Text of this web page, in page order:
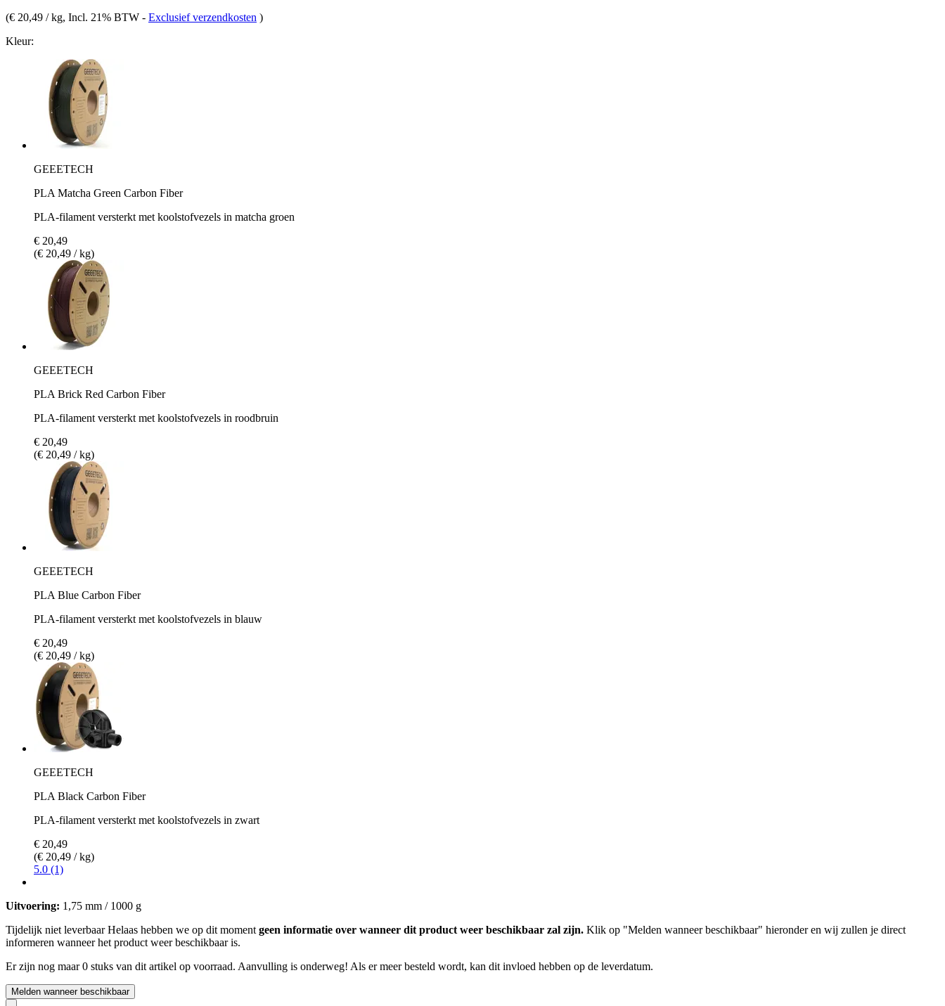
(€ 20,49 / kg, Incl. 21% BTW - Exclusief verzendkosten )
Kleur:
GEEETECH
PLA Matcha Green Carbon Fiber
PLA-filament versterkt met koolstofvezels in matcha groen
€ 20,49
(€ 20,49 / kg)
GEEETECH
PLA Brick Red Carbon Fiber
PLA-filament versterkt met koolstofvezels in roodbruin
€ 20,49
(€ 20,49 / kg)
GEEETECH
PLA Blue Carbon Fiber
PLA-filament versterkt met koolstofvezels in blauw
€ 20,49
(€ 20,49 / kg)
GEEETECH
PLA Black Carbon Fiber
PLA-filament versterkt met koolstofvezels in zwart
€ 20,49
(€ 20,49 / kg)
5.0 (1)
Uitvoering: 1,75 mm / 1000 g
Tijdelijk niet leverbaarHelaas hebben we op dit moment geen informatie over wanneer dit product weer beschikbaar zal zijn. Klik op "Melden wanneer beschikbaar" hieronder en wij zullen je direct
informeren wanneer het product weer beschikbaar is.
Er zijn nog maar 0 stuks van dit artikel op voorraad. Aanvulling is onderweg! Als er meer besteld wordt, kan dit invloed hebben op de leverdatum.
Melden wanneer beschikbaar